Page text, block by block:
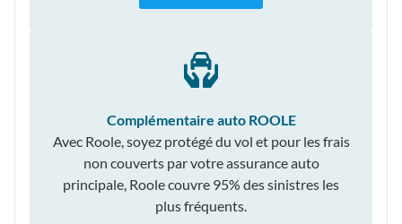
Complémentaire auto ROOLE
Avec Roole, soyez protégé du vol et pour les frais
non couverts par votre assurance auto
principale, Roole couvre 95% des sinistres les
plus fréquents.